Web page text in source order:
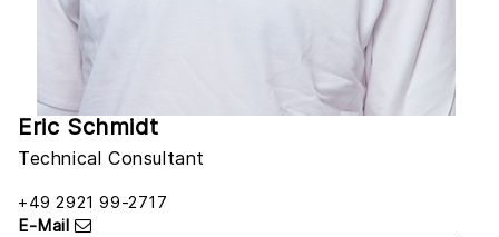
Eric Schmidt
Technical Consultant
+49 2921 99-2717
E-Mail